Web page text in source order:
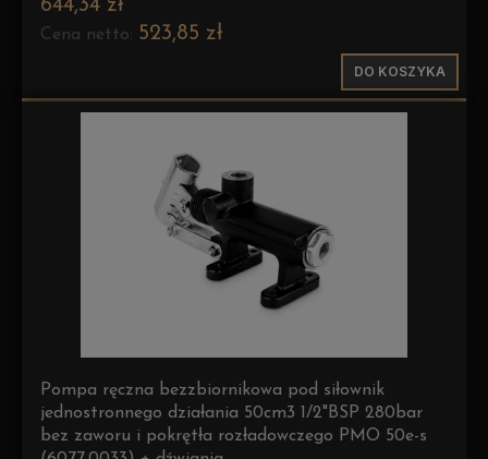
644,34 zł
Cena netto: 523,85 zł
DO KOSZYKA
Pompa ręczna bezzbiornikowa pod siłownik
jednostronnego działania 50cm3 1/2"BSP 280bar
bez zaworu i pokrętła rozładowczego PMO 50e-s